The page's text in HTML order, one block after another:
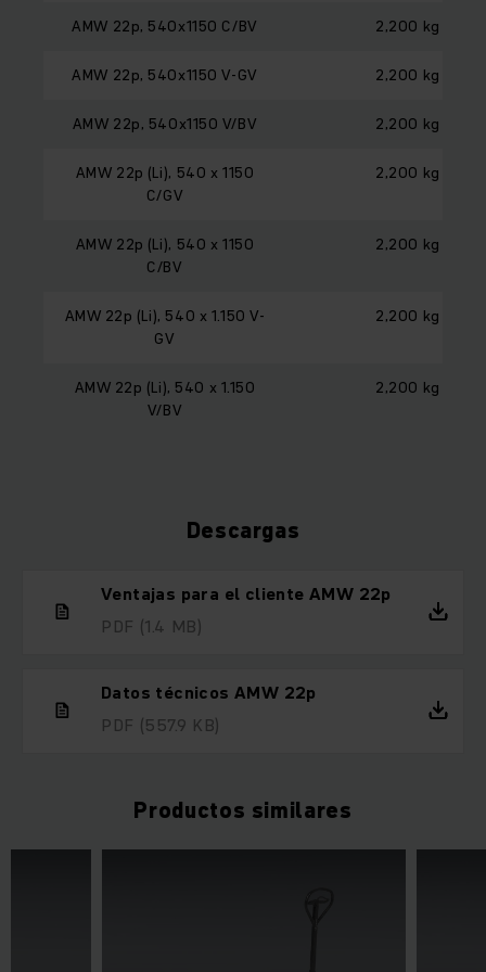
AMW 22p, 540x1150 C/BV 2,200 kg
AMW 22p, 540x1150 V-GV 2,200 kg
AMW 22p, 540x1150 V/BV 2,200 kg
AMW 22p (Li), 540 x 1150
C/GV
2,200 kg
AMW 22p (Li), 540 x 1150
C/BV
2,200 kg
AMW 22p (Li), 540 x 1.150 V-
GV
2,200 kg
AMW 22p (Li), 540 x 1.150
V/BV
2,200 kg
Descargas
Ventajas para el cliente AMW 22p
PDF (1.4 MB)
Datos técnicos AMW 22p
PDF (557.9 KB)
Productos similares